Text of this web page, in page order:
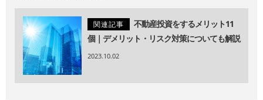
関連記事
不動産投資をするメリット11
個｜デメリット・リスク対策についても解説
2023.10.02